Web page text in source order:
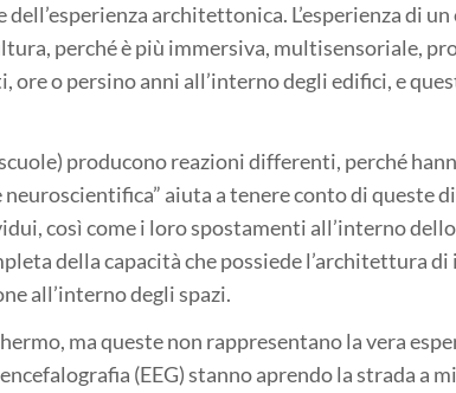
architettonica. L’esperienza di
perché è più immersiva, multisensoriale,
ore o persino anni all’interno degli edifici, e
producono reazioni differenti, perché
aiuta a tenere conto di queste
così come i loro spostamenti all’interno
della capacità che possiede l’architettura di
all’interno degli spazi.
ma queste non rappresentano la vera
(EEG) stanno aprendo la strada a